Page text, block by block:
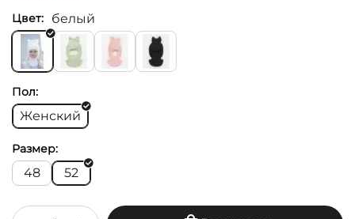
Цвет: белый
Пол:
Женский
Размер:
48 52